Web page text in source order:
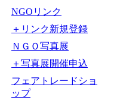
NGOリンク
＋リンク新規登録
ＮＧＯ写真展
＋写真展開催申込
フェアトレードショ
ップ